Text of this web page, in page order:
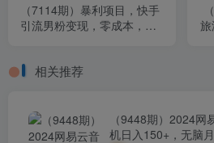
（7114期）暴利项目，快手
引流男粉变现，零成本，卖
相关推荐
（9448期）2024
机日入150+，无脑